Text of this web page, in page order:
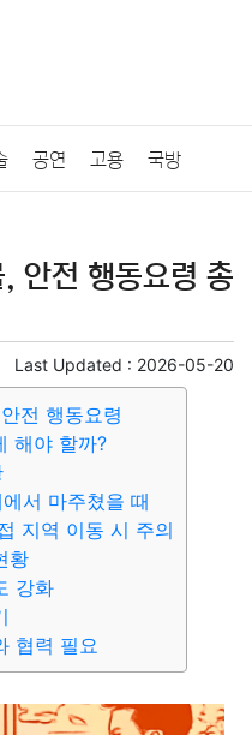
공연 고용 국방
암호화폐 블록체인
미용 증권 인테리어
게임 스포츠
집 IT 컴퓨터
안전 행동요령 총
Last Updated : 2026-05-20
전 행동요령
해야 할까?
서 마주쳤을 때
지역 이동 시 주의
황
강화
협력 필요